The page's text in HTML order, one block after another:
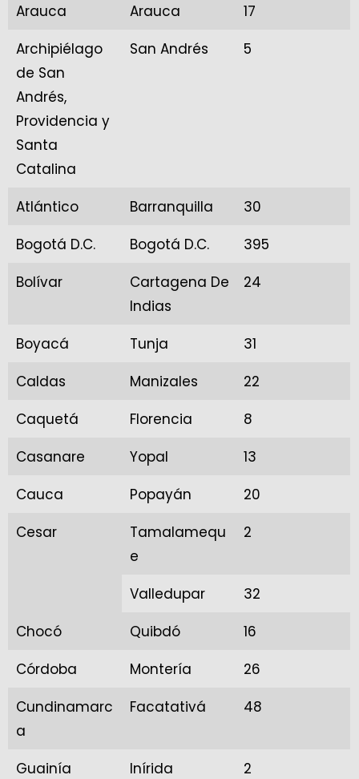
Arauca
Arauca
17
Archipiélago
de San
Andrés,
Providencia y
Santa
Catalina
San Andrés 5
Atlántico Barranquilla
30
Bogotá D.C.
Bogotá D.C.
395
Bolívar
Cartagena De
Indias
24
Boyacá Tunja
31
Caldas
Manizales
22
Caquetá
Florencia
8
Casanare
Yopal
13
Cauca
Popayán
20
Cesar
Tamalamequ
e
2
Valledupar
32
Chocó
Quibdó
16
Córdoba
Montería
26
Cundinamarc
a
Facatativá 48
Guainía Inírida
2